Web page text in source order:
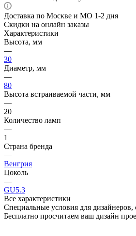
Доставка по Москве и МО 1-2 дня
Скидки на онлайн заказы
Характеристики
Высота, мм
—
30
Диаметр, мм
—
80
Высота встраиваемой части, мм
—
20
Количество ламп
—
1
Страна бренда
—
Венгрия
Цоколь
—
GU5.3
Все характеристики
Специальные условия для дизайнеров,
Бесплатно просчитаем ваш дизайн